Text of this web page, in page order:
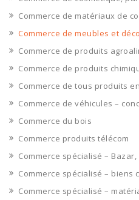
Commerce de matériaux de
Commerce de meubles et
Commerce de produits
Commerce de produits
Commerce de tous produits
Commerce de véhicules –
Commerce du bois
Commerce produits télécom
Commerce spécialisé –
Commerce spécialisé – biens
Commerce spécialisé –